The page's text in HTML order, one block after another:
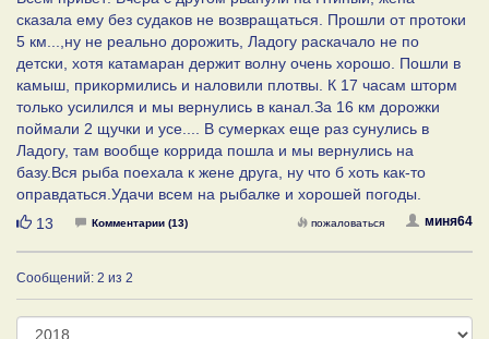
сказала ему без судаков не возвращаться. Прошли от протоки
5 км...,ну не реально дорожить, Ладогу раскачало не по
детски, хотя катамаран держит волну очень хорошо. Пошли в
камыш, прикормились и наловили плотвы. К 17 часам шторм
только усилился и мы вернулись в канал.За 16 км дорожки
поймали 2 щучки и усе.... В сумерках еще раз сунулись в
Ладогу, там вообще коррида пошла и мы вернулись на
базу.Вся рыба поехала к жене друга, ну что б хоть как-то
оправдаться.Удачи всем на рыбалке и хорошей погоды.
Нравится
13 Комментарии (13) миня64
пожаловаться
Сообщений: 2 из 2
Год